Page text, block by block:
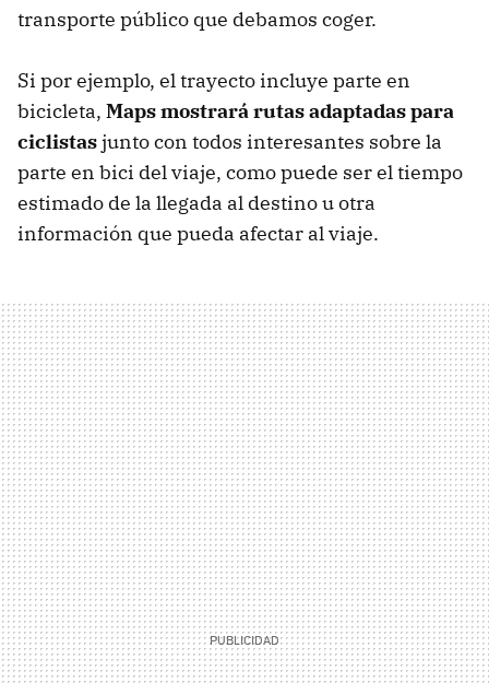
transporte público que debamos coger.
Si por ejemplo, el trayecto incluye parte en
bicicleta, Maps mostrará rutas adaptadas para
ciclistasjunto con todos interesantes sobre la
parte en bici del viaje, como puede ser el tiempo
estimado de la llegada al destino u otra
información que pueda afectar al viaje.